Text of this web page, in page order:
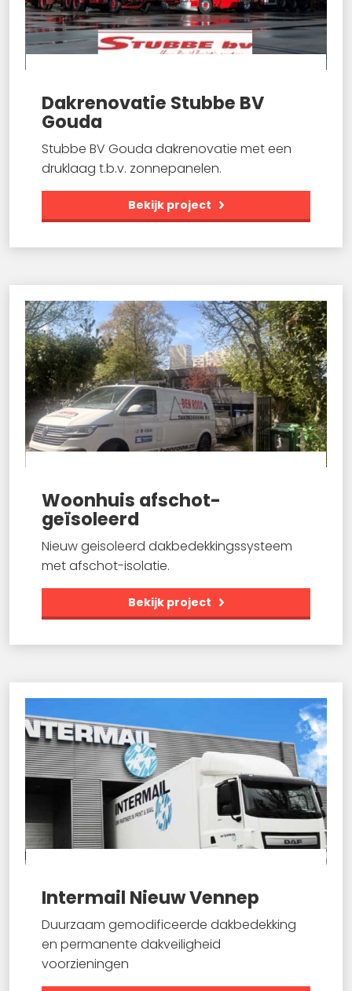
Dakrenovatie Stubbe BV
Gouda
Stubbe BV Gouda dakrenovatie met een
druklaag t.b.v. zonnepanelen.
Bekijk project
Woonhuis afschot-
geïsoleerd
Nieuw geisoleerd dakbedekkingssysteem
met afschot-isolatie.
Bekijk project
Intermail Nieuw Vennep
Duurzaam gemodificeerde dakbedekking
en permanente dakveiligheid
voorzieningen